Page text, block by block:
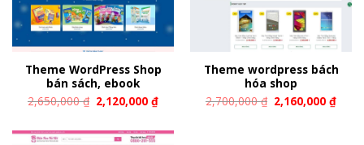
Theme WordPress Shop
bán sách, ebook
2,650,000₫ 2,120,000₫
Theme wordpress bách
hóa shop
2,700,000₫ 2,160,000₫